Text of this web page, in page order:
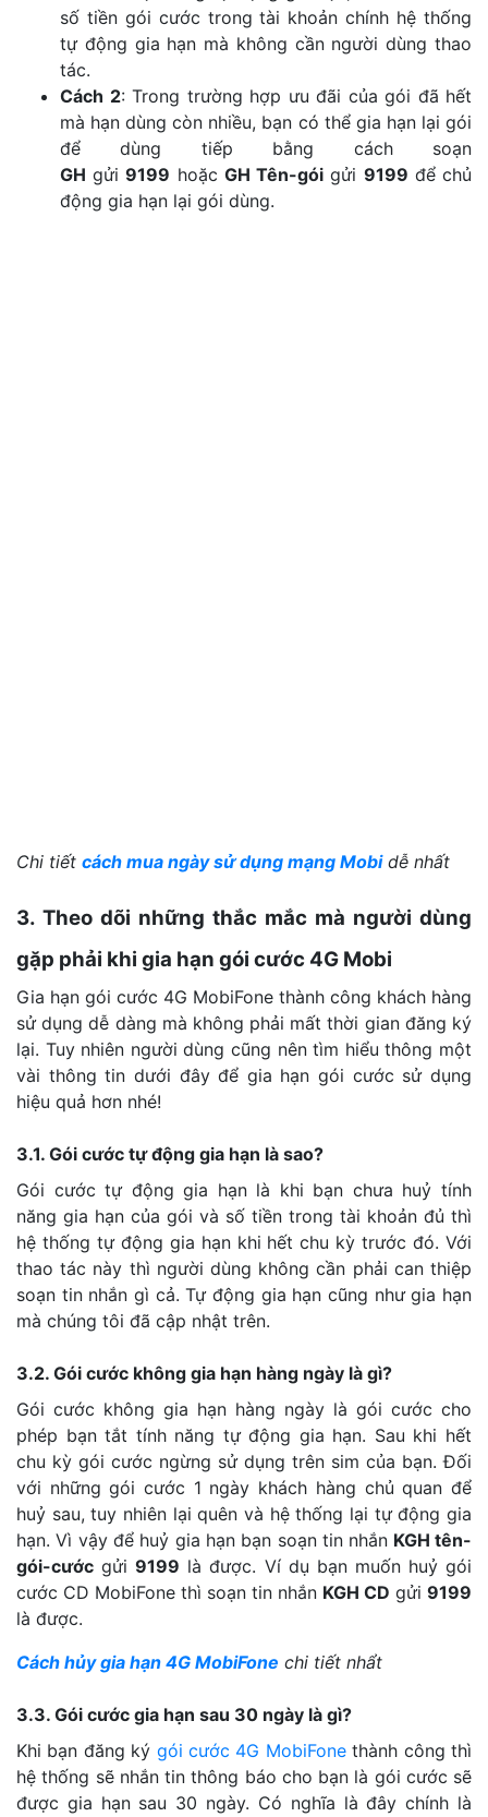
số tiền gói cước trong tài khoản chính hệ thống
tự động gia hạn mà không cần người dùng thao
tác.
Cách 2: Trong trường hợp ưu đãi của gói đã hết
mà hạn dùng còn nhiều, bạn có thể gia hạn lại gói
để dùng tiếp bằng cách soạn
GH gửi9199 hoặc GH Tên-gói gửi 9199 để chủ
động gia hạn lại gói dùng.
Chi tiết cách mua ngày sử dụng mạng Mobidễ nhất
3. Theo dõi những thắc mắc mà người dùng
gặp phải khi gia hạn gói cước 4G Mobi
Gia hạn gói cước 4G MobiFone thành công khách hàng
sử dụng dễ dàng mà không phải mất thời gian đăng ký
lại. Tuy nhiên người dùng cũng nên tìm hiểu thông một
vài thông tin dưới đây để gia hạn gói cước sử dụng
hiệu quả hơn nhé!
3.1. Gói cước tự động gia hạn là sao?
Gói cước tự động gia hạn là khi bạn chưa huỷ tính
năng gia hạn của gói và số tiền trong tài khoản đủ thì
hệ thống tự động gia hạn khi hết chu kỳ trước đó. Với
thao tác này thì người dùng không cần phải can thiệp
soạn tin nhắn gì cả. Tự động gia hạn cũng như gia hạn
mà chúng tôi đã cập nhật trên.
3.2. Gói cước không gia hạn hàng ngày là gì?
Gói cước không gia hạn hàng ngày là gói cước cho
phép bạn tắt tính năng tự động gia hạn. Sau khi hết
chu kỳ gói cước ngừng sử dụng trên sim của bạn. Đối
với những gói cước 1 ngày khách hàng chủ quan để
huỷ sau, tuy nhiên lại quên và hệ thống lại tự động gia
hạn. Vì vậy để huỷ gia hạn bạn soạn tin nhắn KGH tên-
gói-cước gửi9199 là được. Ví dụ bạn muốn huỷ gói
cước CD MobiFone thì soạn tin nhắn KGH CD gửi 9199
là được.
Cách hủy gia hạn 4G MobiFone chi tiết nhẩt
3.3. Gói cước gia hạn sau 30 ngày là gì?
Khi bạn đăng ký gói cước 4G MobiFonethành công thì
hệ thống sẽ nhắn tin thông báo cho bạn là gói cước sẽ
được gia hạn sau 30 ngày. Có nghĩa là đây chính là